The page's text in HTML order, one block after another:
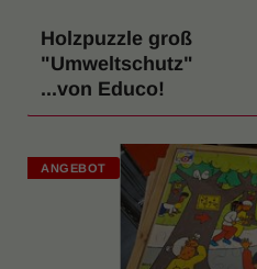
Holzpuzzle groß
"Umweltschutz"
...von Educo!
ANGEBOT